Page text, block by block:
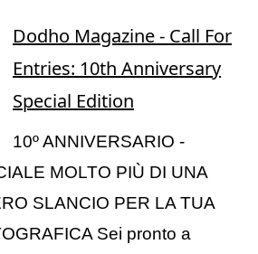
Dodho Magazine - Call For
Entries: 10th Anniversary
Special Edition
10º ANNIVERSARIO -
MOLTO PIÙ DI UNA
SLANCIO PER LA TUA
Sei pronto a